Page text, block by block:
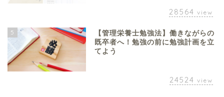
28564 view
5
【管理栄養士勉強法】働きながらの
既卒者へ！勉強の前に勉強計画を立
てよう
24524 view